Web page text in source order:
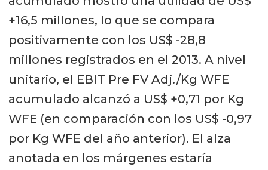
+16,5 millones, lo que se compara
positivamente con los US$ -28,8
millones registrados en el 2013. A nivel
unitario, el EBIT Pre FV Adj./Kg WFE
acumulado alcanzó a US$ +0,71 por Kg
WFE (en comparación con los US$ -0,97
por Kg WFE del año anterior). El alza
anotada en los márgenes estaría